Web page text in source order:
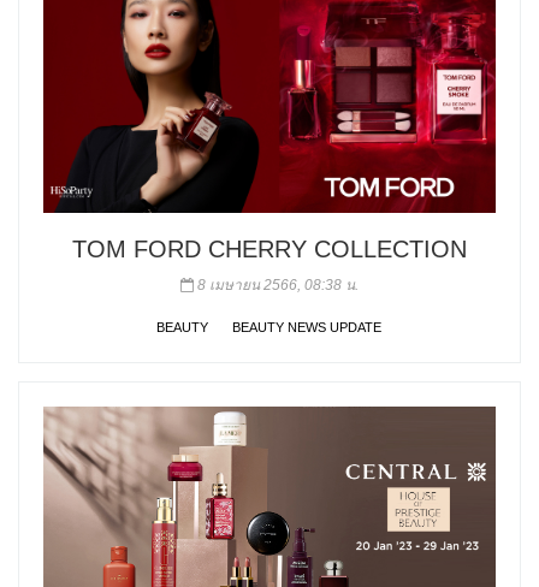
TOM FORD CHERRY COLLECTION
8 เมษายน 2566, 08:38 น.
BEAUTY BEAUTY NEWS UPDATE